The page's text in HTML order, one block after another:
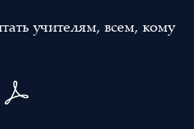
учителям, всем, кому